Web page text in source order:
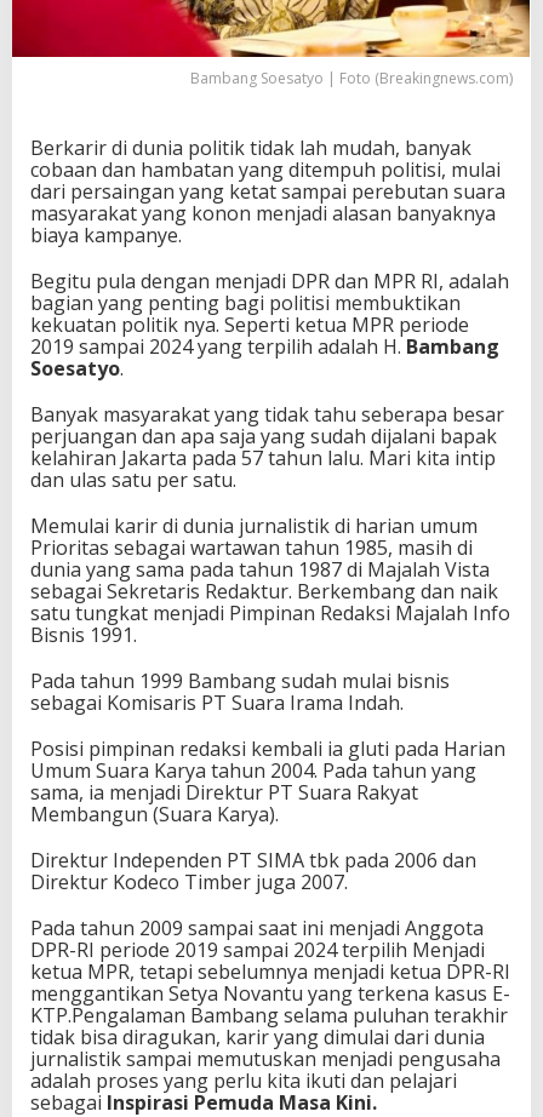
e
a
,
S
a
m
p
i
J
a
d
i
e
t
u
a
M
P
R
R
I
Bambang Soesatyo | Foto (Breakingnews.com)
Berkarir di dunia politik tidak lah mudah, banyak
cobaan dan hambatan yang ditempuh politisi, mulai
dari persaingan yang ketat sampai perebutan suara
masyarakat yang konon menjadi alasan banyaknya
biaya kampanye.
Begitu pula dengan menjadi DPR dan MPR RI, adalah
bagian yang penting bagi politisi membuktikan
kekuatan politik nya. Seperti ketua MPR periode
2019 sampai 2024 yang terpilih adalah H. Bambang
Soesatyo.
Banyak masyarakat yang tidak tahu seberapa besar
perjuangan dan apa saja yang sudah dijalani bapak
kelahiran Jakarta pada 57 tahun lalu. Mari kita intip
dan ulas satu per satu.
Memulai karir di dunia jurnalistik di harian umum
Prioritas sebagai wartawan tahun 1985, masih di
dunia yang sama pada tahun 1987 di Majalah Vista
sebagai Sekretaris Redaktur. Berkembang dan naik
satu tungkat menjadi Pimpinan Redaksi Majalah Info
Bisnis 1991.
Pada tahun 1999 Bambang sudah mulai bisnis
sebagai Komisaris PT Suara Irama Indah.
Posisi pimpinan redaksi kembali ia gluti pada Harian
Umum Suara Karya tahun 2004. Pada tahun yang
sama, ia menjadi Direktur PT Suara Rakyat
Membangun (Suara Karya).
Direktur Independen PT SIMA tbk pada 2006 dan
Direktur Kodeco Timber juga 2007.
Pada tahun 2009 sampai saat ini menjadi Anggota
DPR-RI periode 2019 sampai 2024 terpilih Menjadi
ketua MPR, tetapi sebelumnya menjadi ketua DPR-RI
menggantikan Setya Novantu yang terkena kasus E-
KTP.Pengalaman Bambang selama puluhan terakhir
tidak bisa diragukan, karir yang dimulai dari dunia
jurnalistik sampai memutuskan menjadi pengusaha
adalah proses yang perlu kita ikuti dan pelajari
sebagai Inspirasi Pemuda Masa Kini.